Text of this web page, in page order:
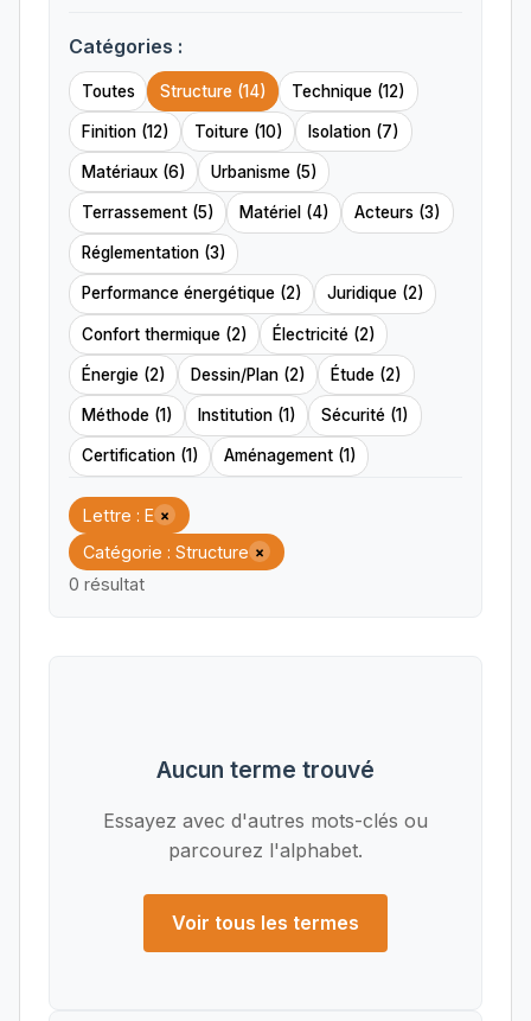
Catégories :
Toutes Structure (14) Technique (12)
Finition (12) Toiture (10) Isolation (7)
Matériaux (6) Urbanisme (5)
Terrassement (5) Matériel (4) Acteurs (3)
Réglementation (3)
Performance énergétique (2) Juridique (2)
Confort thermique (2) Électricité (2)
Énergie (2) Dessin/Plan (2) Étude (2)
Méthode (1) Institution (1) Sécurité (1)
Certification (1) Aménagement (1)
Lettre : E ×
Catégorie : Structure ×
0 résultat
Aucun terme trouvé
Essayez avec d'autres mots-clés ou
parcourez l'alphabet.
Voir tous les termes